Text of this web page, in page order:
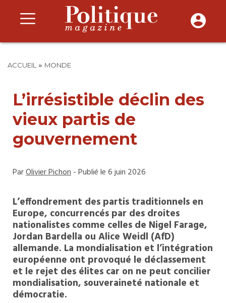
ACCUEIL » MONDE
L’irrésistible déclin des
vieux partis de
gouvernement
ParOlivier Pichon- Publié le 6 juin 2026
L’effondrement des partis traditionnels en
Europe, concurrencés par des droites
nationalistes comme celles de Nigel Farage,
Jordan Bardella ou Alice Weidl (AfD)
allemande. La mondialisation et l’intégration
européenne ont provoqué le déclassement
et le rejet des élites car on ne peut concilier
mondialisation, souveraineté nationale et
démocratie.